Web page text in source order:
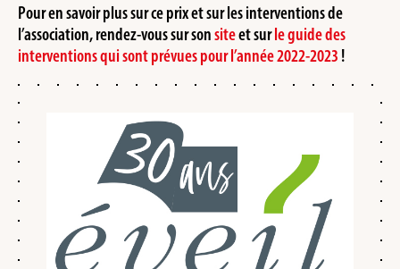
Pour en savoir plus sur ce prix et sur les interventions de
l’association, rendez-vous sur sonsiteet surle guide des
interventions qui sont prévues pour l’année 2022-2023 !